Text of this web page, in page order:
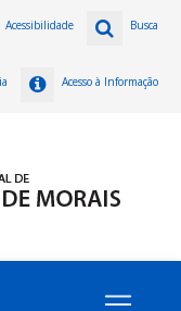
Busca
Acessibilidade
Acesso à Informação